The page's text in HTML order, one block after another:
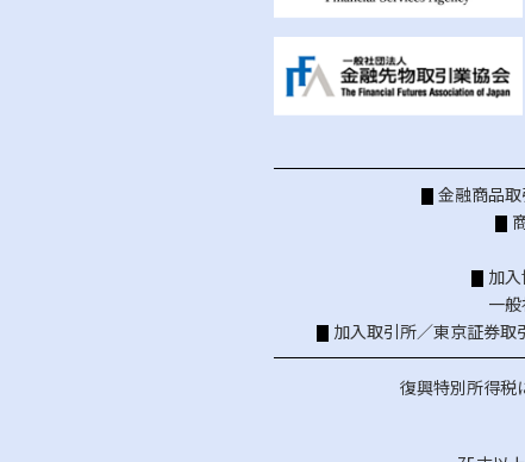
金融商品
加
一
加入取引所／東京証券取
復興特別所得税